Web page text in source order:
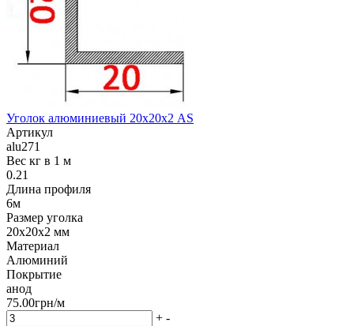
Уголок алюминиевый 20х20х2 AS
Артикул
alu271
Вес кг в 1 м
0.21
Длина профиля
6м
Размер уголка
20х20х2 мм
Материал
Алюминий
Покрытие
анод
75.00грн/м
+ -